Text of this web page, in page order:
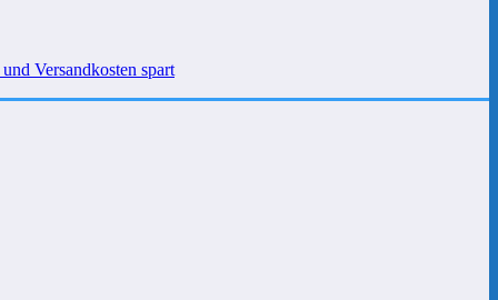
Versandkosten spart